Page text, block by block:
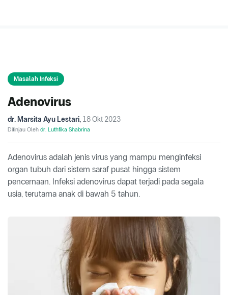
Masalah Infeksi
Adenovirus
dr. Marsita Ayu Lestari, 18 Okt 2023
Ditinjau Oleh dr. Luthfika Shabrina
Adenovirus adalah jenis virus yang mampu menginfeksi
organ tubuh dari sistem saraf pusat hingga sistem
pencernaan. Infeksi adenovirus dapat terjadi pada segala
usia, terutama anak di bawah 5 tahun.